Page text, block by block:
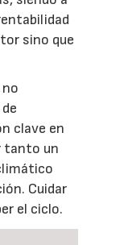
sino que
clave en
tanto un
Cuidar
el ciclo.